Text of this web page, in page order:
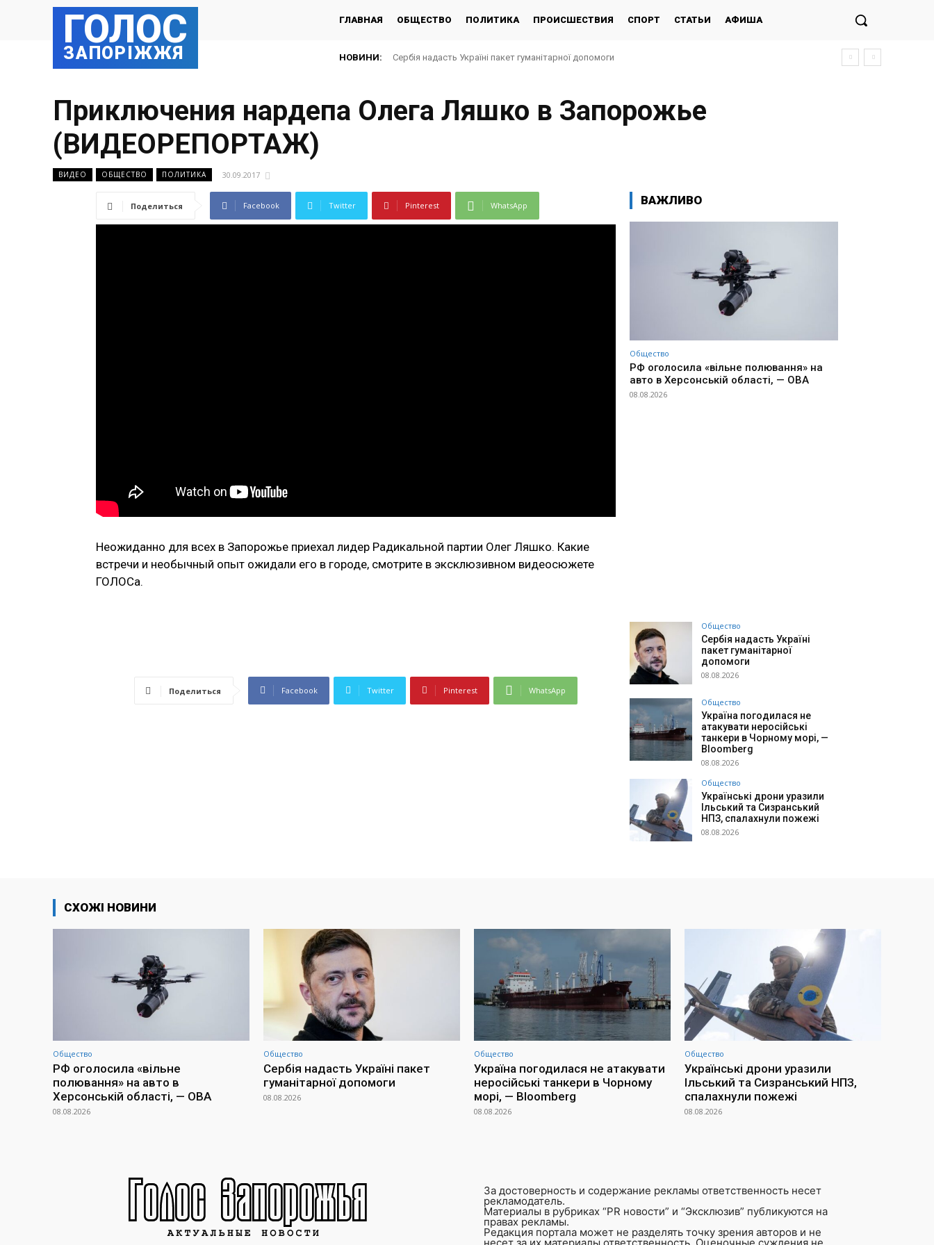
ГОЛОС
ЗАПОРІЖЖЯ
ГЛАВНАЯ ОБЩЕСТВО ПОЛИТИКА ПРОИСШЕСТВИЯ СПОРТ СТАТЬИ АФИША
НОВИНИ: Сербія надасть Україні пакет гуманітарної допомоги
Приключения нардепа Олега Ляшко в Запорожье
(ВИДЕОРЕПОРТАЖ)
ВИДЕО ОБЩЕСТВО ПОЛИТИКА 30.09.2017
Поделиться Facebook Twitter Pinterest WhatsApp
Неожиданно для всех в Запорожье приехал лидер Радикальной партии Олег Ляшко. Какие
встречи и необычный опыт ожидали его в городе, смотрите в эксклюзивном видеосюжете
ГОЛОСа.
Поделиться Facebook Twitter Pinterest WhatsApp
ВАЖЛИВО
Общество
РФ оголосила «вільне полювання» на
авто в Херсонській області, — ОВА
08.08.2026
Общество
Сербія надасть Україні
пакет гуманітарної
допомоги
08.08.2026
Общество
Україна погодилася не
атакувати неросійські
танкери в Чорному морі, —
Bloomberg
08.08.2026
Общество
Українські дрони уразили
Ільський та Сизранський
НПЗ, спалахнули пожежі
08.08.2026
СХОЖІ НОВИНИ
Общество
РФ оголосила «вільне
полювання» на авто в
Херсонській області, — ОВА
08.08.2026
Общество
Сербія надасть Україні пакет
гуманітарної допомоги
08.08.2026
Общество
Україна погодилася не атакувати
неросійські танкери в Чорному
морі, — Bloomberg
08.08.2026
Общество
Українські дрони уразили
Ільський та Сизранський НПЗ,
спалахнули пожежі
08.08.2026
За достоверность и содержание рекламы ответственность несет
рекламодатель.
Материалы в рубриках “PR новости” и “Эксклюзив” публикуются на
правах рекламы.
Редакция портала может не разделять точку зрения авторов и не